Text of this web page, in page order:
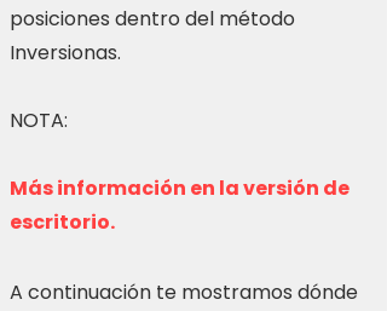
posiciones dentro del método
Inversionas.
NOTA:
Más información en la versión de
escritorio.
A continuación te mostramos dónde